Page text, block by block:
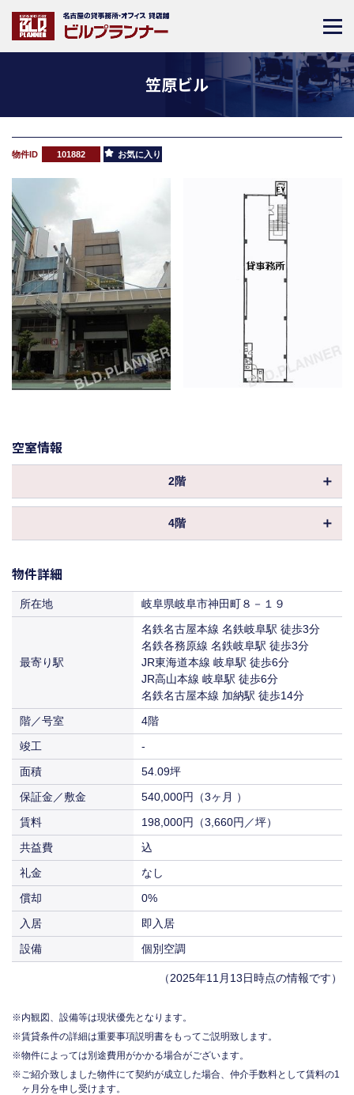
笠原ビル
物件ID 101882 お気に入り
空室情報
2階
物件ID
075912
保証金／敷金
0%
33,000円
（611円／坪）
308,000円
（5,703円／坪）
即入居
4階
540,000円
（3ヶ月 ）
0%
込
198,000円
（3,660円／坪）
入居 即入居
物件詳細
所在地 岐阜県岐阜市神田町８－１９
最寄り駅
名鉄名古屋本線 名鉄岐阜駅 徒歩3分
名鉄各務原線 名鉄岐阜駅 徒歩3分
JR東海道本線 岐阜駅 徒歩6分
JR高山本線 岐阜駅 徒歩6分
名鉄名古屋本線 加納駅 徒歩14分
階／号室
4階
竣工
-
面積
54.09坪
保証金／敷金
540,000円（3ヶ月 ）
賃料
198,000円（3,660円／坪）
共益費
込
礼金
なし
償却
0%
入居
即入居
設備
個別空調
（2025年11月13日時点の情報です）
内観図、設備等は現状優先となります。
賃貸条件の詳細は重要事項説明書をもってご説明致します。
物件によっては別途費用がかかる場合がございます。
ご紹介致しました物件にて契約が成立した場合、仲介手数料として賃料の1
ヶ月分を申し受けます。